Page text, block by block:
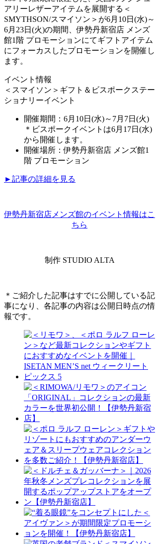
アリーレザーアイテムを展開する＜
SMYTHSON/スマイソン＞が6月10日(水)～
6月23日(火)の期間、伊勢丹新宿店 メンズ
館1階 プロモーションにてギフトアイテム
にフォーカスしたプロモーションを開催し
ます。
イベント情報
＜スマイソン＞ギフト＆ビスポークステー
ショナリーイベント
開催期間：6月10日(水)～7月7日(火)
＊ビスポークイベントは6月17日(水)
から開催します。
開催場所：伊勢丹新宿店 メンズ館1
階 プロモーション
►記事の詳細を見る
伊勢丹新宿店メンズ館のイベント情報はこ
ちら
制作 STUDIO ALTA
＊ご紹介した記事はすでに公開している記
事になり、各記事の内容は公開日時点の情
報です。